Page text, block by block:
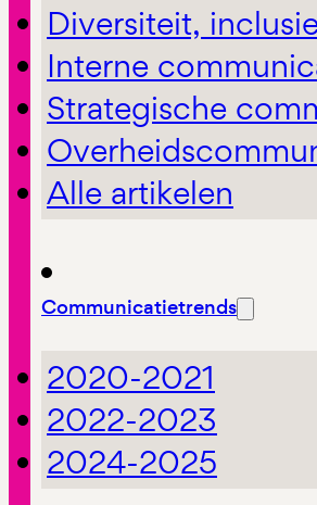
Diversiteit,
Interne
Strategische
Alle artikelen
Communicatietrends
2020-2021
2022-2023
2024-2025